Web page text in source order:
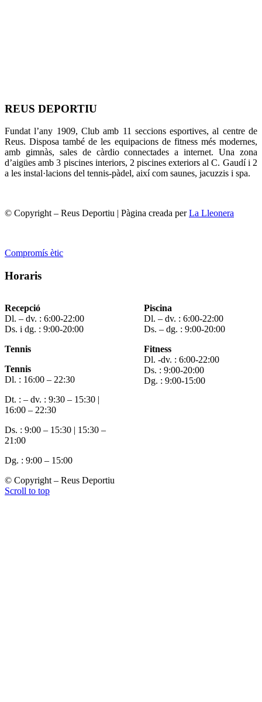
REUS DEPORTIU
Fundat l’any 1909, Club amb 11 seccions esportives, al centre de
Reus. Disposa també de les equipacions de fitness més modernes,
amb gimnàs, sales de càrdio connectades a internet. Una zona
d’aigües amb 3 piscines interiors, 2 piscines exteriors al C. Gaudí i 2
a les instal·lacions del tennis-pàdel, així com saunes, jacuzzis i spa.
© Copyright – Reus Deportiu | Pàgina creada perLa Lleonera
Compromís ètic
Horaris
Recepció
Dl. – dv. : 6:00-22:00
Ds. i dg. : 9:00-20:00
Tennis
Tennis
Dl. : 16:00 – 22:30
Dt. : – dv. : 9:30 – 15:30 |
16:00 – 22:30
Ds. : 9:00 – 15:30 | 15:30 –
21:00
Dg. : 9:00 – 15:00
Piscina
Dl. – dv. : 6:00-22:00
Ds. – dg. : 9:00-20:00
Fitness
Dl. -dv. : 6:00-22:00
Ds. : 9:00-20:00
Dg. : 9:00-15:00
© Copyright – Reus Deportiu
Scroll to top